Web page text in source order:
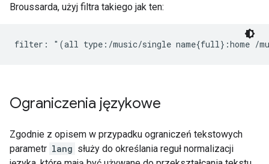
Broussarda, użyj filtra takiego jak ten:
filter: "(all type:/music/single name{full}:home /
Ograniczenia językowe
Zgodnie z opisem w przypadku ograniczeń tekstowych
parametr lang służy do określania reguł normalizacji